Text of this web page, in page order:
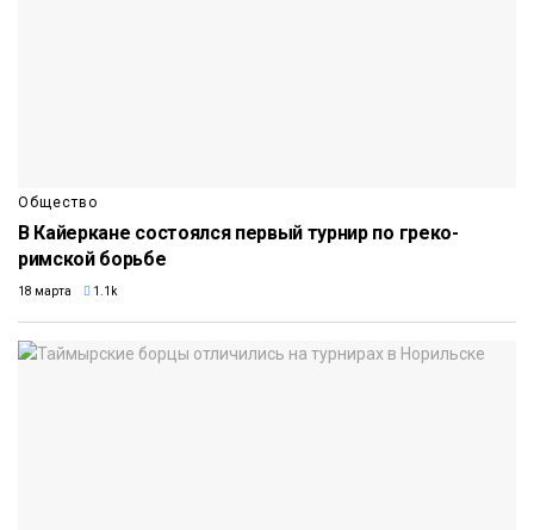
Общество
В Кайеркане состоялся первый турнир по греко-
римской борьбе
18 марта 1.1k